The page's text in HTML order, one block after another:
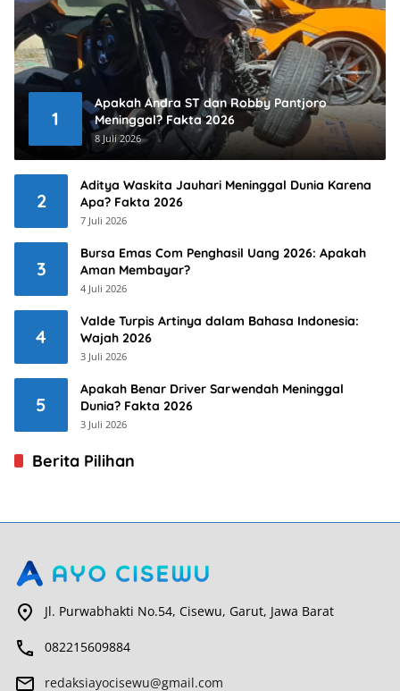
1
Apakah Andra ST dan Robby Pantjoro
Meninggal? Fakta 2026
8 Juli 2026
2
Aditya Waskita Jauhari Meninggal Dunia Karena
Apa? Fakta 2026
7 Juli 2026
3
Bursa Emas Com Penghasil Uang 2026: Apakah
Aman Membayar?
4 Juli 2026
4
Valde Turpis Artinya dalam Bahasa Indonesia:
Wajah 2026
3 Juli 2026
5
Apakah Benar Driver Sarwendah Meninggal
Dunia? Fakta 2026
3 Juli 2026
Berita Pilihan
Jl. Purwabhakti No.54, Cisewu, Garut, Jawa Barat
082215609884
redaksiayocisewu@gmail.com